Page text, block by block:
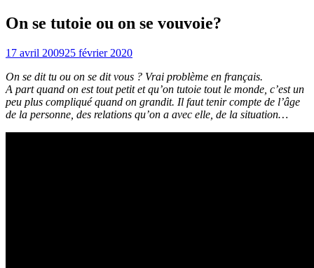
On se tutoie ou on se vouvoie?
17 avril 200925 février 2020
On se dit tu ou on se dit vous ? Vrai problème en français.
A part quand on est tout petit et qu’on tutoie tout le monde, c’est un
peu plus compliqué quand on grandit. Il faut tenir compte de l’âge
de la personne, des relations qu’on a avec elle, de la situation…